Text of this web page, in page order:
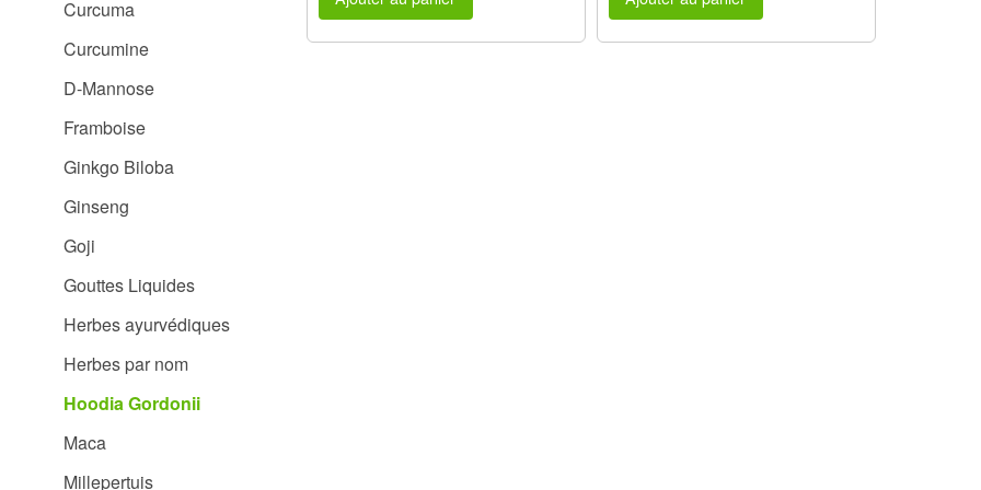
Curcuma
Curcumine
D-Mannose
Framboise
Ginkgo Biloba
Ginseng
Goji
Gouttes Liquides
Herbes ayurvédiques
Herbes par nom
Hoodia Gordonii
Maca
Millepertuis